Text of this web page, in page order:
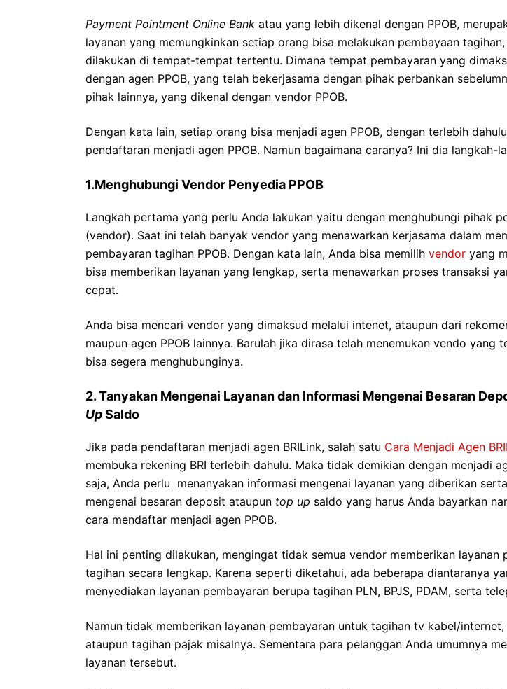
Payment Pointment Online Bank atau yang lebih dikenal dengan PPOB,
layanan yang memungkinkan setiap orang bisa melakukan pembayaan
dilakukan di tempat-tempat tertentu. Dimana tempat pembayaran yang
dengan agen PPOB, yang telah bekerjasama dengan pihak perbankan
pihak lainnya, yang dikenal dengan vendor PPOB.
Dengan kata lain, setiap orang bisa menjadi agen PPOB, dengan terlebih
pendaftaran menjadi agen PPOB. Namun bagaimana caranya? Ini dia langkah-
1.Menghubungi Vendor Penyedia PPOB
Langkah pertama yang perlu Anda lakukan yaitu dengan menghubungi pihak
(vendor). Saat ini telah banyak vendor yang menawarkan kerjasama dalam
pembayaran tagihan PPOB. Dengan kata lain, Anda bisa memilih vendor yang
bisa memberikan layanan yang lengkap, serta menawarkan proses transaksi
cepat.
Anda bisa mencari vendor yang dimaksud melalui intenet, ataupun dari
maupun agen PPOB lainnya. Barulah jika dirasa telah menemukan vendo yang
bisa segera menghubunginya.
2. Tanyakan Mengenai Layanan dan Informasi Mengenai Besaran
UpSaldo
Jika pada pendaftaran menjadi agen BRILink, salah satu Cara Menjadi Agen
membuka rekening BRI terlebih dahulu. Maka tidak demikian dengan menjadi
saja, Anda perlu menanyakan informasi mengenai layanan yang diberikan
mengenai besaran deposit ataupun top up saldo yang harus Anda bayarkan
cara mendaftar menjadi agen PPOB.
Hal ini penting dilakukan, mengingat tidak semua vendor memberikan layanan
tagihan secara lengkap. Karena seperti diketahui, ada beberapa diantaranya
menyediakan layanan pembayaran berupa tagihan PLN, BPJS, PDAM, serta
Namun tidak memberikan layanan pembayaran untuk tagihan tv kabel/internet,
ataupun tagihan pajak misalnya. Sementara para pelanggan Anda umumnya
layanan tersebut.